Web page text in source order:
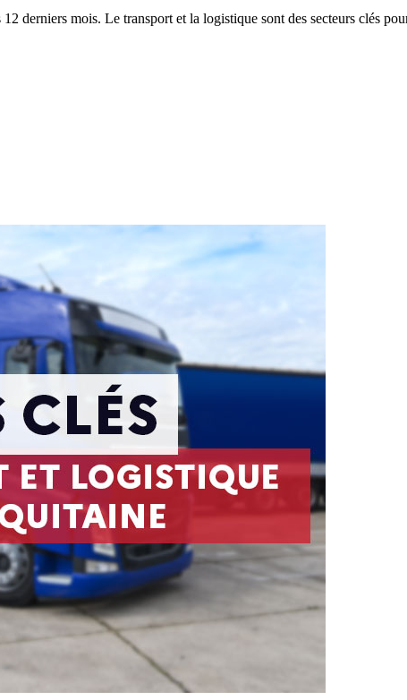
derniers mois. Le transport et la logistique sont des secteurs clés